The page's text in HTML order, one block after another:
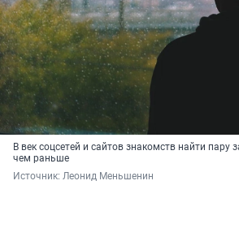
В век соцсетей и сайтов знакомств найти пару
чем раньше
Источник: Леонид Меньшенин